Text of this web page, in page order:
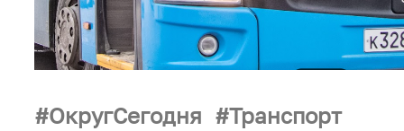
ОкругСегодня Транспорт